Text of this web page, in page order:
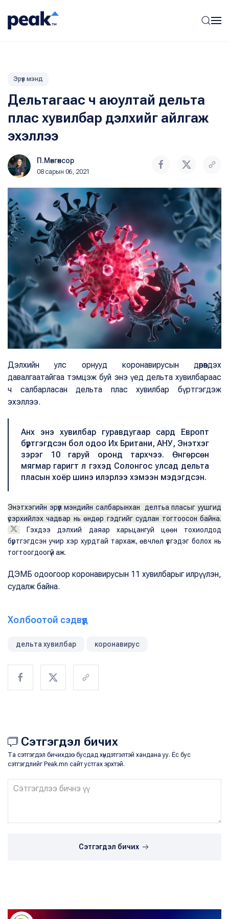
Эрүүл мэнд
Дельтагаас ч аюултай дельта
плас хувилбар дэлхийг айлгаж
эхэллээ
П.Мөнгөнсор
08 сарын 06, 2021
Дэлхийн улс орнууд коронавирусын дөрөвдэх
давалгаатайгаа тэмцэж буй энэ үед дельта хувилбараас
ч салбарласан дельта плас хувилбар бүртгэгдэж
эхэллээ.
Анх энэ хувилбар гуравдугаар сард Европт
бүртгэгдсэн бол одоо Их Британи, АНУ, Энэтхэг
зэрэг 10 гаруй оронд тархчээ. Өнгөрсөн
мягмар гаригт л гэхэд Солонгос улсад дельта
пласын хоёр шинэ илэрлээ хэмээн мэдэгдсэн.
Энэтхэгийн эрүүл мэндийн салбарынхан делтьа пласыг уушгид
үсэрхийлэх чадвар нь өндөр гэдгийг судлан тогтоосон байна.
Гэхдээ дэлхий даяар харьцангуй цөөн тохиолдод
бүртгэгдсэн учир хэр хурдтай тархаж, өвчлөл үүсгэдэг болох нь
тогтоогдоогүй аж.
ДЭМБ одоогоор коронавирусын 11 хувилбарыг илрүүлэн,
судалж байна.
Холбоотой сэдвүүд
дельта хувилбар коронавирус
Сэтгэгдэл бичих
Та сэтгэгдэл бичихдээ бусдад хүндэтгэлтэй хандана уу. Ёс бус
сэтгэгдлийг Peak.mn сайт устгах эрхтэй.
Сэтгэгдэл бичих